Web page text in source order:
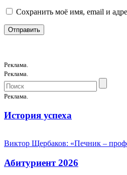
Сохранить моё имя, email и
Реклама.
Реклама.
Реклама.
История успеха
Виктор Щербаков: «Печник –
Абитуриент 2026